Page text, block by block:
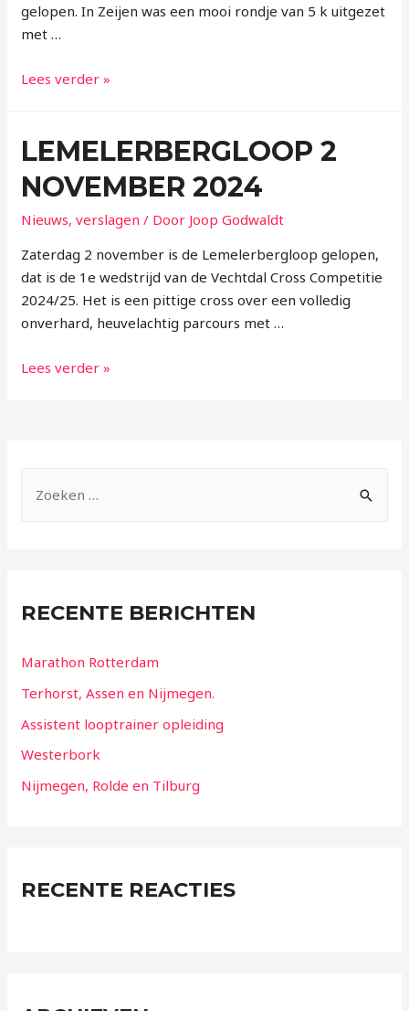
gelopen. In Zeijen was een mooi rondje van 5 k uitgezet
met …
Lees verder »
LEMELERBERGLOOP 2
NOVEMBER 2024
Nieuws,verslagen / Door Joop Godwaldt
Zaterdag 2 november is de Lemelerbergloop gelopen,
dat is de 1e wedstrijd van de Vechtdal Cross Competitie
2024/25. Het is een pittige cross over een volledig
onverhard, heuvelachtig parcours met …
Lees verder »
RECENTE BERICHTEN
Marathon Rotterdam
Terhorst, Assen en Nijmegen.
Assistent looptrainer opleiding
Westerbork
Nijmegen, Rolde en Tilburg
RECENTE REACTIES